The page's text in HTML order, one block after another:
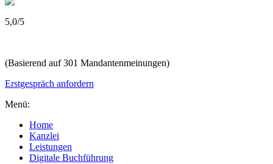
5,0/5
(Basierend auf 301 Mandantenmeinungen)
Erstgespräch anfordern
Menü:
Home
Kanzlei
Leistungen
Digitale Buchführung